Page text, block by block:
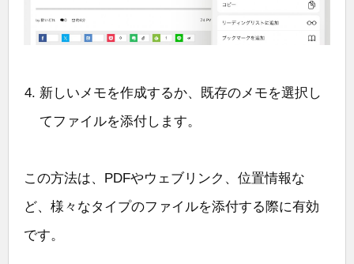
新しいメモを作成するか、既存のメモを選択し
てファイルを添付します。
この方法は、PDFやウェブリンク、位置情報な
ど、様々なタイプのファイルを添付する際に有効
です。